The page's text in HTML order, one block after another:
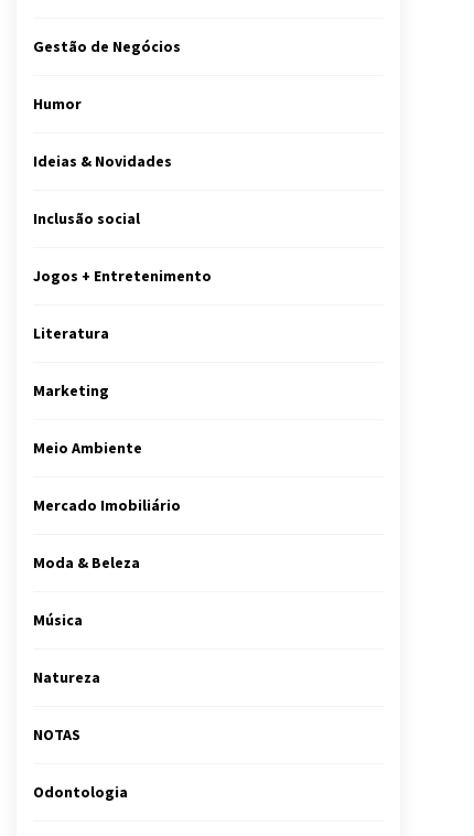
Gestão de Negócios
Humor
Ideias & Novidades
Inclusão social
Jogos + Entretenimento
Literatura
Marketing
Meio Ambiente
Mercado Imobiliário
Moda & Beleza
Música
Natureza
NOTAS
Odontologia